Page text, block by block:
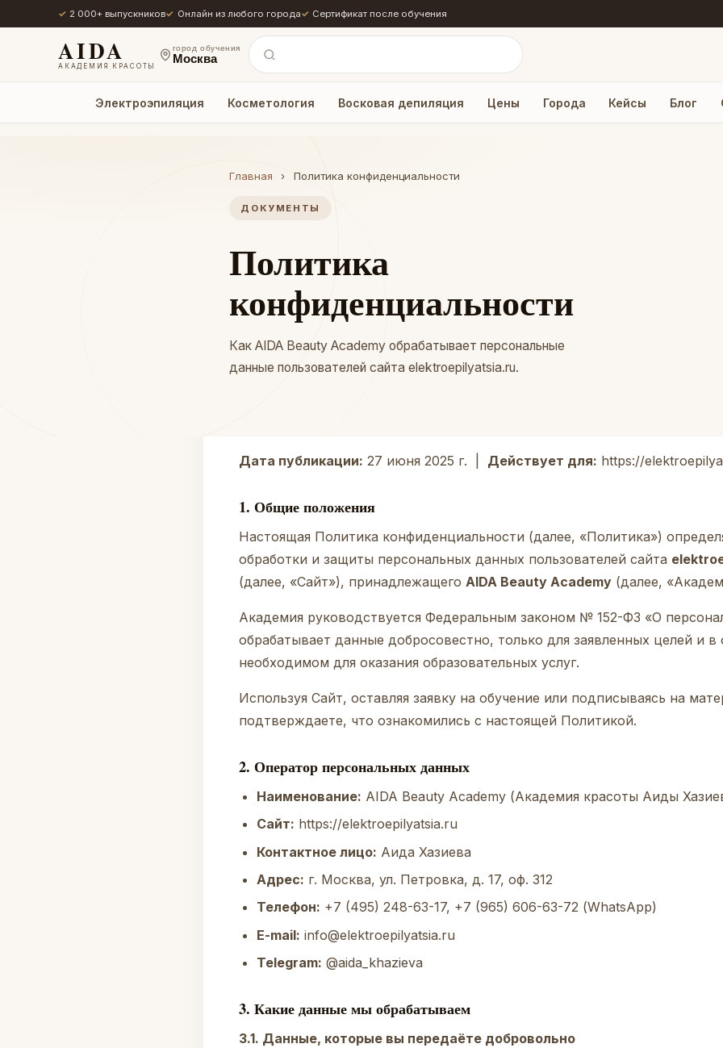
2 000+ выпускников Онлайн из любого города Сертификат после обучения
AIDA
АКАДЕМИЯ КРАСОТЫ
город обучения
Москва
Электроэпиляция Косметология Восковая депиляция Цены Города Кейсы Блог
Главная › Политика конфиденциальности
ДОКУМЕНТЫ
Политика
конфиденциальности
Как AIDA Beauty Academy обрабатывает персональные
данные пользователей сайта elektroepilyatsia.ru.
Дата публикации: 27 июня 2025 г. | Действует для: https://
1. Общие положения
Настоящая Политика конфиденциальности (далее, «Политика»)
обработки и защиты персональных данных пользователей сайта
(далее, «Сайт»), принадлежащего AIDA Beauty Academy (далее,
Академия руководствуется Федеральным законом № 152-ФЗ «О
обрабатывает данные добросовестно, только для заявленных целей и в
необходимом для оказания образовательных услуг.
Используя Сайт, оставляя заявку на обучение или подписываясь на
подтверждаете, что ознакомились с настоящей Политикой.
2. Оператор персональных данных
Наименование: AIDA Beauty Academy (Академия красоты Аиды
Сайт: https://elektroepilyatsia.ru
Контактное лицо: Аида Хазиева
Адрес: г. Москва, ул. Петровка, д. 17, оф. 312
Телефон: +7 (495) 248-63-17, +7 (965) 606-63-72 (WhatsApp)
E-mail: info@elektroepilyatsia.ru
Telegram: @aida_khazieva
3. Какие данные мы обрабатываем
3.1. Данные, которые вы передаёте добровольно